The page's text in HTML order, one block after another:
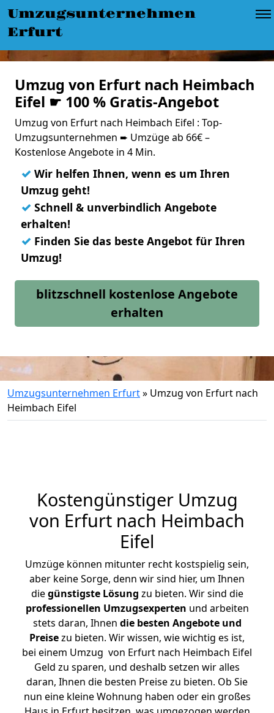
Umzugsunternehmen
Erfurt
Umzug von Erfurt nach Heimbach
Eifel ☛ 100 % Gratis-Angebot
Umzug von Erfurt nach Heimbach Eifel : Top-
Umzugsunternehmen ➨ Umzüge ab 66€ –
Kostenlose Angebote in 4 Min.
✓ Wir helfen Ihnen, wenn es um Ihren
Umzug geht!
✓ Schnell & unverbindlich Angebote
erhalten!
✓ Finden Sie das beste Angebot für Ihren
Umzug!
blitzschnell kostenlose Angebote
erhalten
Umzugsunternehmen Erfurt» Umzug von Erfurt nach
Heimbach Eifel
Kostengünstiger Umzug
von Erfurt nach Heimbach
Eifel
Umzüge können mitunter recht kostspielig sein,
aber keine Sorge, denn wir sind hier, um Ihnen
diegünstigste Lösung zu bieten. Wir sind die
professionellen Umzugsexperten und arbeiten
stets daran, Ihnen die besten Angebote und
Preisezu bieten. Wir wissen, wie wichtig es ist,
bei einem Umzug von Erfurt nach Heimbach Eifel
Geld zu sparen, und deshalb setzen wir alles
daran, Ihnen die besten Preise zu bieten. Ob Sie
nun eine kleine Wohnung haben oder ein großes